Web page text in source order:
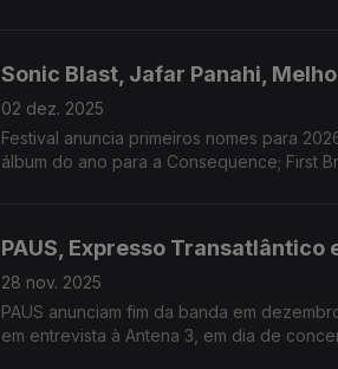
Sonic Blast, Jafar Panahi,
02 dez. 2025
Festival anuncia primeiros nomes para
álbum do ano para a Consequence; First
PAUS, Expresso Transatlântico
28 nov. 2025
PAUS anunciam fim da banda em
em entrevista à Antena 3, em dia de